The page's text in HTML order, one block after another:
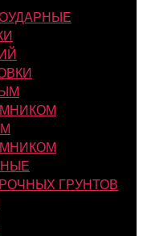
ГРУНТОВ